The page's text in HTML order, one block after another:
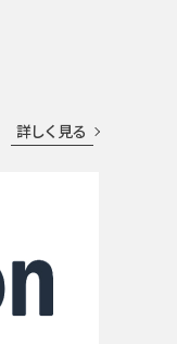
詳しく見る